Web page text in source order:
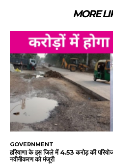
MORE
GOVERNMENT
हरियाणा के इस जिले में 4.53 करोड़ की
नवीनीकरण को मंजूरी